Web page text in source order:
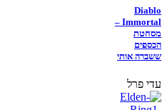
Diablo
Immortal –
מסחטת
הכספים
ששברה אותי
עדי פרל